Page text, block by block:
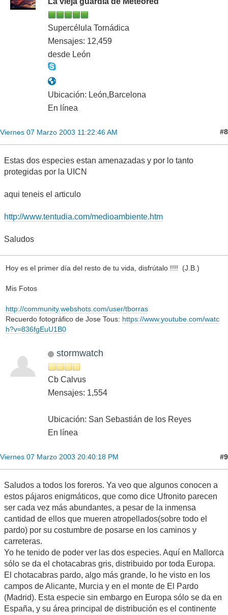
Supercélula Tornádica
Mensajes: 12,459
desde León
Ubicación: León,Barcelona
En línea
Viernes 07 Marzo 2003 11:22:46 AM #8
Estas dos especies estan amenazadas y por lo tanto
protegidas por la UICN
aqui teneis el articulo
http://www.tentudia.com/medioambiente.htm
Saludos
Hoy es el primer día del resto de tu vida, disfrútalo !!!! (J.B.)
Mis Fotos
http://community.webshots.com/user/tborras
Recuerdo fotográfico de Jose Tous: https://www.youtube.com/watc
h?v=836fgEuU1B0
stormwatch
Cb Calvus
Mensajes: 1,554
Ubicación: San Sebastián de los Reyes
En línea
Viernes 07 Marzo 2003 20:40:18 PM #9
Saludos a todos los foreros. Ya veo que algunos conocen a
estos pájaros enigmáticos, que como dice Ufronito parecen
ser cada vez más abundantes, a pesar de la inmensa
cantidad de ellos que mueren atropellados(sobre todo el
pardo) por su costumbre de posarse en los caminos y
carreteras.
Yo he tenido de poder ver las dos especies. Aquí en Mallorca
sólo se da el chotacabras gris, distribuido por toda Europa.
El chotacabras pardo, algo más grande, lo he visto en los
campos de Alicante, Murcia y en el monte de El Pardo
(Madrid). Esta especie sin embargo en Europa sólo se da en
España, y su área principal de distribución es el continente